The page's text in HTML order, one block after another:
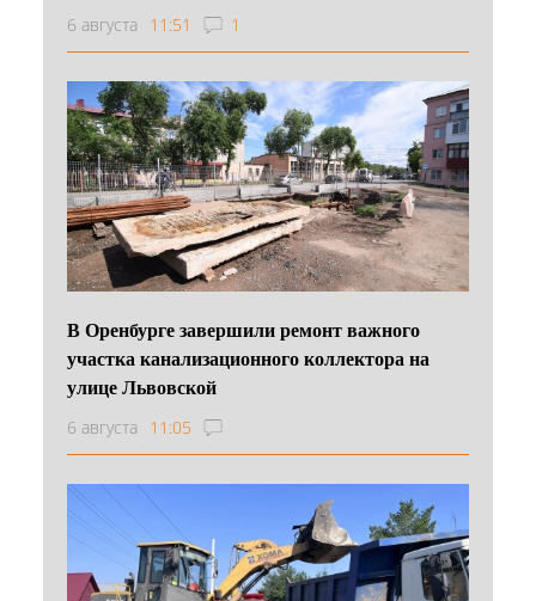
6 августа 11:51 1
В Оренбурге завершили ремонт важного
участка канализационного коллектора на
улице Львовской
6 августа 11:05